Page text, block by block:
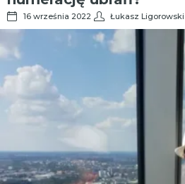
16 września 2022 Łukasz Ligorowski